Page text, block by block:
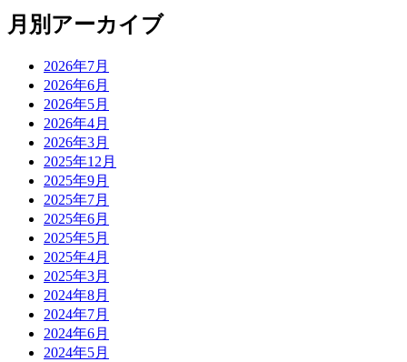
月別アーカイブ
2026年7月
2026年6月
2026年5月
2026年4月
2026年3月
2025年12月
2025年9月
2025年7月
2025年6月
2025年5月
2025年4月
2025年3月
2024年8月
2024年7月
2024年6月
2024年5月